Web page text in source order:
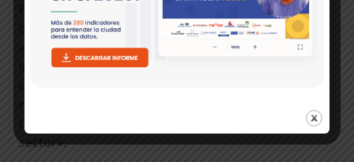
Frente a este panorama,
Eliana Salas Barón,
directora deCartagena Cómo Vamos, afirma:
«aunque Cartagena ha consolidado su atractivo
internacional y ha revitalizado el turismo de
sector».